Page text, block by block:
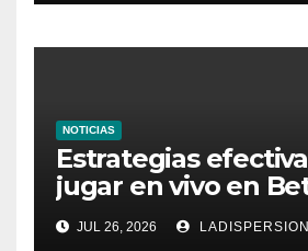
NOTICIAS
Estrategias
jugar en vivo en
aumentar tus
JUL 26, 2026